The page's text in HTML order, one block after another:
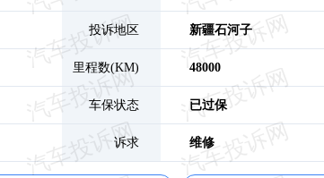
投诉地区 新疆石河子
里程数(KM) 48000
车保状态 已过保
诉求 维修